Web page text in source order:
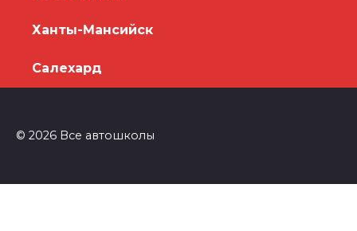
Ханты-Мансийск
Салехард
© 2026 Все автошколы